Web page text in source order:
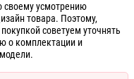
своему усмотрению
товара. Поэтому,
советуем уточнять
о комплектации и